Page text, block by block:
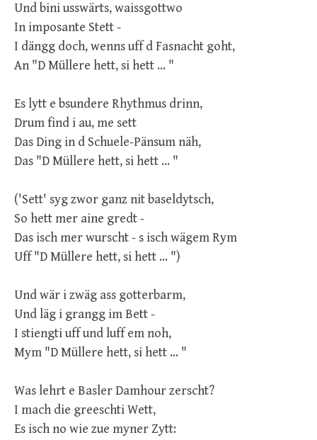
Und bini usswärts, waissgottwo
In imposante Stett -
I dängg doch, wenns uff d Fasnacht goht,
An "D Müllere hett, si hett ... "
Es lytt e bsundere Rhythmus drinn,
Drum find i au, me sett
Das Ding in d Schuele-Pänsum näh,
Das "D Müllere hett, si hett ... "
('Sett' syg zwor ganz nit baseldytsch,
So hett mer aine gredt -
Das isch mer wurscht - s isch wägem Rym
Uff "D Müllere hett, si hett ... ")
Und wär i zwäg ass gotterbarm,
Und läg i grangg im Bett -
I stiengti uff und luff em noh,
Mym "D Müllere hett, si hett ... "
Was lehrt e Basler Damhour zerscht?
I mach die greeschti Wett,
Es isch no wie zue myner Zytt: